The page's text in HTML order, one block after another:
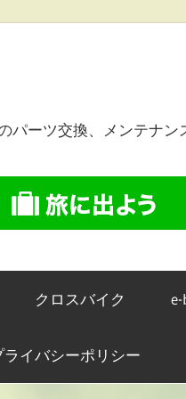
パーツ交換、メンテナン
クロスバイク
ライバシーポリシー